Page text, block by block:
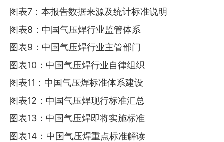
图表7：本报告数据来源及统计标准说明
图表8：中国气压焊行业监管体系
图表9：中国气压焊行业主管部门
图表10：中国气压焊行业自律组织
图表11：中国气压焊标准体系建设
图表12：中国气压焊现行标准汇总
图表13：中国气压焊即将实施标准
图表14：中国气压焊重点标准解读